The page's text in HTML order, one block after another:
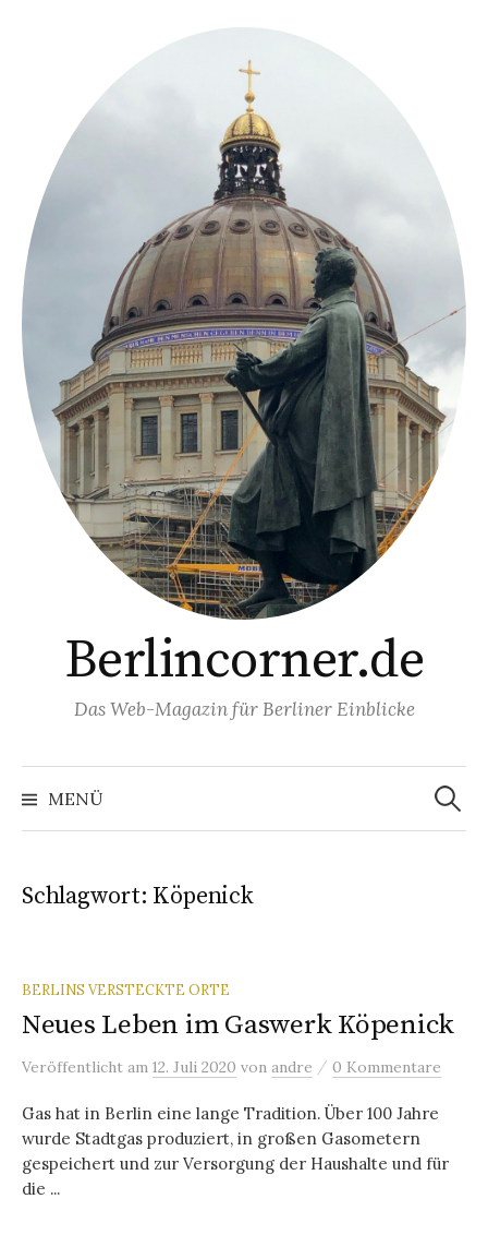
Berlincorner.de
Das Web-Magazin für Berliner Einblicke
MENÜ
Suchen
nach:
Schlagwort: Köpenick
BERLINS VERSTECKTE ORTE
Neues Leben im Gaswerk Köpenick
Veröffentlicht am 12. Juli 2020 von andre / 0 Kommentare
Gas hat in Berlin eine lange Tradition. Über 100 Jahre
wurde Stadtgas produziert, in großen Gasometern
gespeichert und zur Versorgung der Haushalte und für
die ...